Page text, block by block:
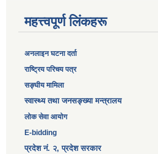
महत्त्वपूर्ण लिंकहरू
अनलाइन घटना दर्ता
‎राष्ट्रिय परिचय पत्र
सङ्‍घीय मामिला
स्वास्थ्य तथा जनसङ्ख्या मन्त्रालय
लोक सेवा आयोग
E-bidding
प्रदेश नं. २, प्रदेश सरकार